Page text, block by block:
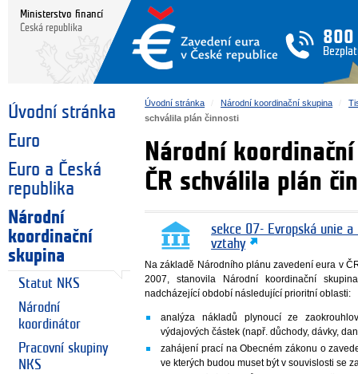
Ministerstvo financí
Česká republika
800
Úvodní stránka
Euro
Euro a Česká
republika
Národní
koordinační
skupina
Statut NKS
Národní
koordinátor
Pracovní skupiny
NKS
Úvodní stránka Národní koordinační skupina
schválila plán činnosti
Národní
ČR schválila plán
sekce 07- Evropská unie a
vztahy
Na základě Národního plánu zavedení eura v
2007, stanovila Národní koordinační
nadcházející období následující prioritní oblasti:
analýza nákladů plynoucí ze
výdajových částek (např. důchody, dávky,
zahájení prací na Obecném zákonu o
ve kterých budou muset být v souvislosti se